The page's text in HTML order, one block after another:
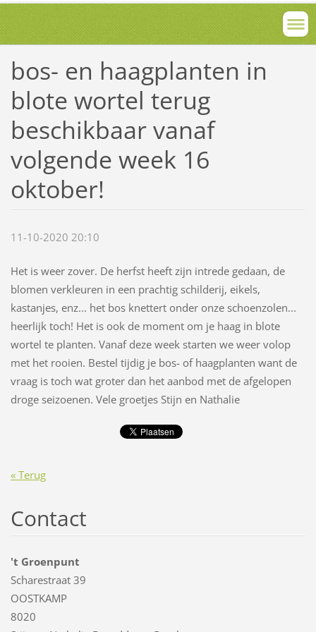
bos- en haagplanten in
blote wortel terug
beschikbaar vanaf
volgende week 16
oktober!
11-10-2020 20:10
Het is weer zover. De herfst heeft zijn intrede gedaan, de
blomen verkleuren in een prachtig schilderij, eikels,
kastanjes, enz... het bos knettert onder onze schoenzolen...
heerlijk toch! Het is ook de moment om je haag in blote
wortel te planten. Vanaf deze week starten we weer volop
met het rooien. Bestel tijdig je bos- of haagplanten want de
vraag is toch wat groter dan het aanbod met de afgelopen
droge seizoenen. Vele groetjes Stijn en Nathalie
« Terug
Contact
't Groenpunt
Scharestraat 39
OOSTKAMP
8020